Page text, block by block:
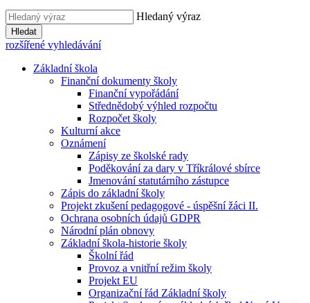
Hledaný výraz
Hledat
rozšířené vyhledávání
Základní škola
Finanční dokumenty školy
Finanční vypořádání
Střednědobý výhled rozpočtu
Rozpočet školy
Kulturní akce
Oznámení
Zápisy ze školské rady
Poděkování za dary v Tříkrálové sbírce
Jmenování statutárního zástupce
Zápis do základní školy
Projekt zkušení pedagogové - úspěšní žáci II.
Ochrana osobních údajů GDPR
Národní plán obnovy
Základní škola-historie školy
Školní řád
Provoz a vnitřní režim školy
Projekt EU
Organizační řád Základní školy